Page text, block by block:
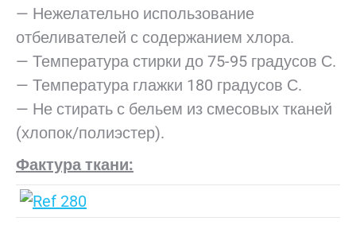
— Нежелательно использование
отбеливателей с содержанием хлора.
— Температура стирки до 75-95 градусов С.
— Температура глажки 180 градусов С.
— Не стирать с бельем из смесовых тканей
(хлопок/полиэстер).
Фактура ткани: